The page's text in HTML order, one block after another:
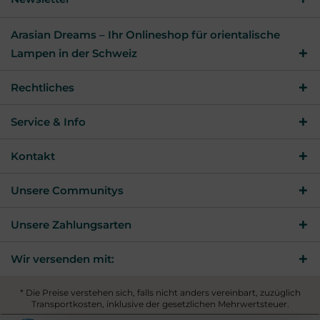
Arasian Dreams – Ihr Onlineshop für orientalische
Lampen in der Schweiz
Rechtliches
Service & Info
Kontakt
Unsere Communitys
Unsere Zahlungsarten
Wir versenden mit:
* Die Preise verstehen sich, falls nicht anders vereinbart, zuzüglich
Transportkosten, inklusive der gesetzlichen Mehrwertsteuer.